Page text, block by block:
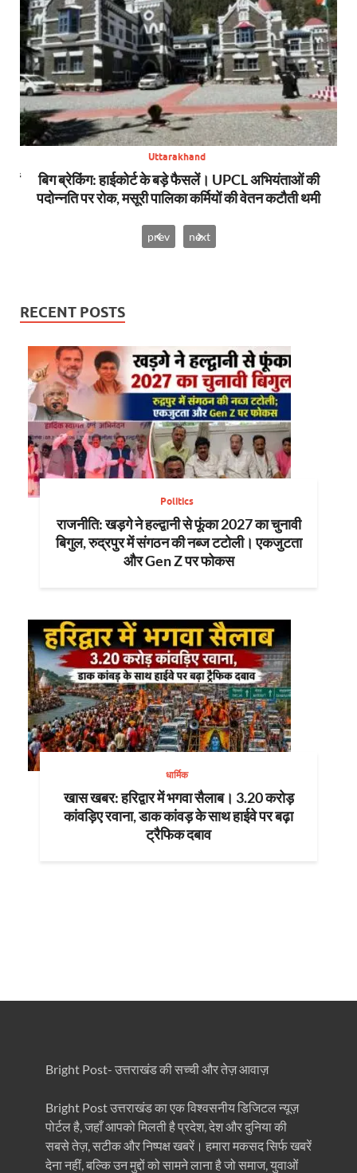
Uttarakhand
बिग ब्रेकिंग: हाईकोर्ट के बड़े फैसलें। UPCL अभियंताओं की
पदोन्नति पर रोक, मसूरी पालिका कर्मियों की वेतन कटौती थमी
prev next
RECENT POSTS
Politics
राजनीति: खड़गे ने हल्द्वानी से फूंका 2027 का चुनावी
बिगुल, रुद्रपुर में संगठन की नब्ज टटोली। एकजुटता
और Gen Z पर फोकस
धार्मिक
खास खबर: हरिद्वार में भगवा सैलाब। 3.20 करोड़
कांवड़िए रवाना, डाक कांवड़ के साथ हाईवे पर बढ़ा
ट्रैफिक दबाव
Bright Post- उत्तराखंड की सच्ची और तेज़ आवाज़
Bright Post उत्तराखंड का एक विश्वसनीय डिजिटल न्यूज़
पोर्टल है, जहाँ आपको मिलती है प्रदेश, देश और दुनिया की
सबसे तेज़, सटीक और निष्पक्ष खबरें। हमारा मकसद सिर्फ खबरें
देना नहीं, बल्कि उन मुद्दों को सामने लाना है जो समाज, युवाओं